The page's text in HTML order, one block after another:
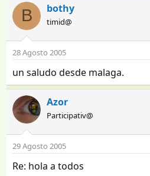
B bothy
timid@
28 Agosto 2005
un saludo desde malaga.
Azor
Participativ@
29 Agosto 2005
Re: hola a todos